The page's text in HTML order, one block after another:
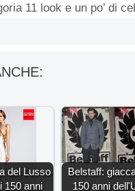
11 look e un po’ di
del Lusso
150 anni
Belstaff:
150 anni